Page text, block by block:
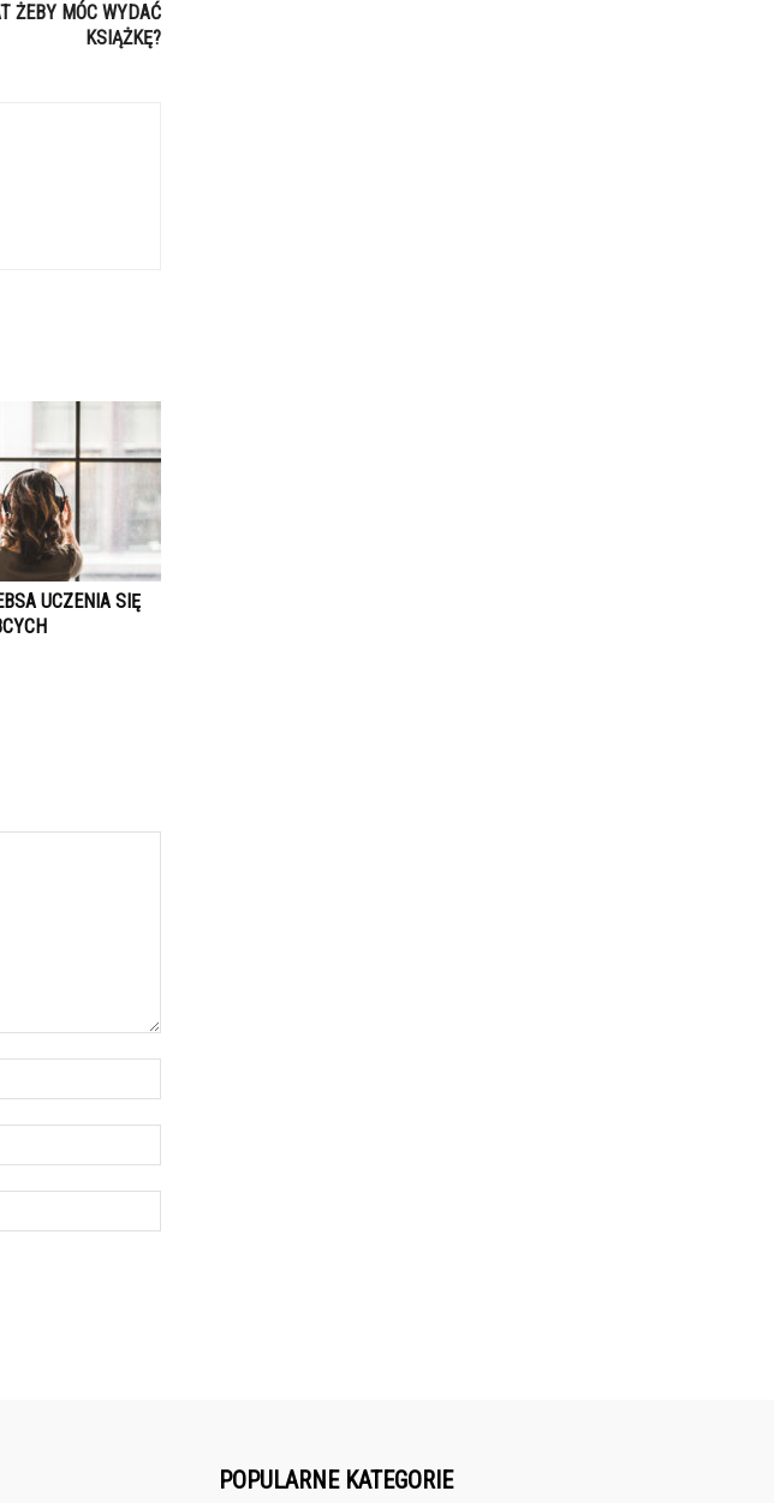
ŻEBY MÓC WYDAĆ
KSIĄŻKĘ?
UCZENIA SIĘ
POPULARNE KATEGORIE